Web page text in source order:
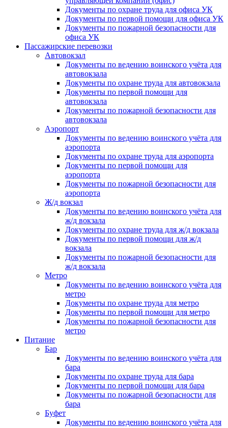
Документы по охране труда для офиса УК
Документы по первой помощи для офиса УК
Документы по пожарной безопасности для
офиса УК
Пассажирские перевозки
Автовокзал
Документы по ведению воинского учёта для
автовокзала
Документы по охране труда для автовокзала
Документы по первой помощи для
автовокзала
Документы по пожарной безопасности для
автовокзала
Аэропорт
Документы по ведению воинского учёта для
аэропорта
Документы по охране труда для аэропорта
Документы по первой помощи для
аэропорта
Документы по пожарной безопасности для
аэропорта
Ж/д вокзал
Документы по ведению воинского учёта для
ж/д вокзала
Документы по охране труда для ж/д вокзала
Документы по первой помощи для ж/д
вокзала
Документы по пожарной безопасности для
ж/д вокзала
Метро
Документы по ведению воинского учёта для
метро
Документы по охране труда для метро
Документы по первой помощи для метро
Документы по пожарной безопасности для
метро
Питание
Бар
Документы по ведению воинского учёта для
бара
Документы по охране труда для бара
Документы по первой помощи для бара
Документы по пожарной безопасности для
бара
Буфет
Документы по ведению воинского учёта для